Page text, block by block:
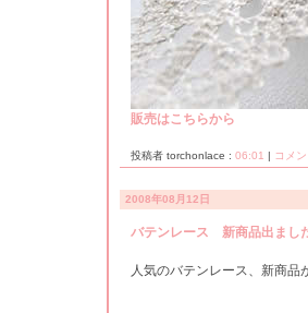
販売はこちらから
投稿者 torchonlace : 06:01 | コメ
2008年08月12日
バテンレース 新商品出まし
人気のバテンレース、新商品